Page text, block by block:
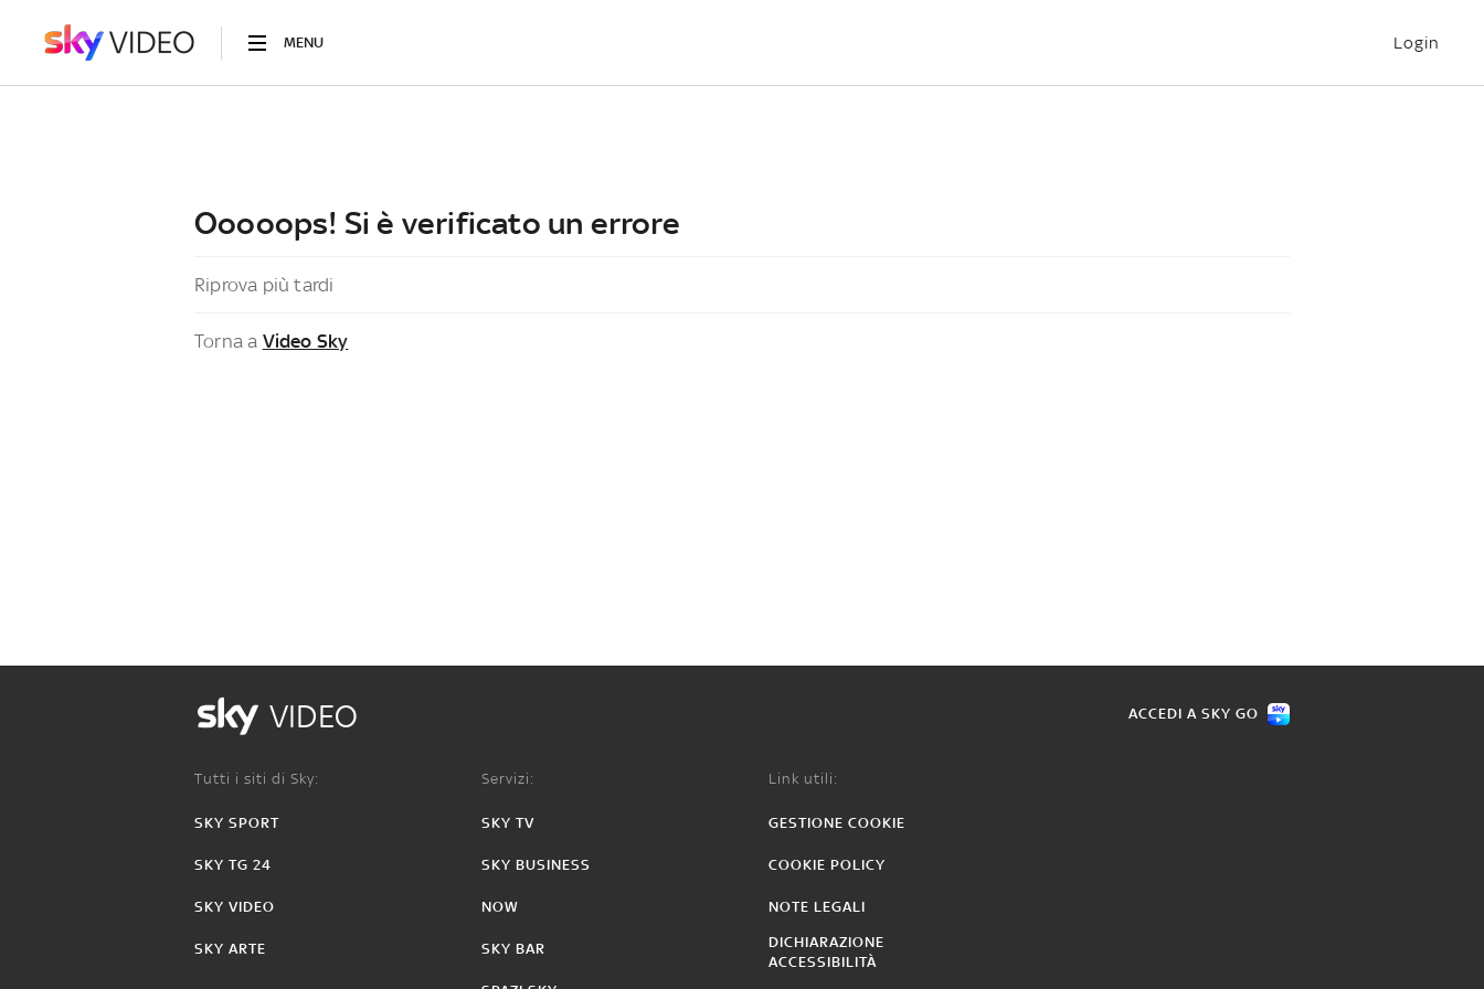
MENU Login
Ooooops! Si è verificato un errore
Riprova più tardi
Torna a Video Sky
VIDEO ACCEDI A SKY GO
Tutti i siti di Sky:
SKY SPORT
SKY TG 24
SKY VIDEO
SKY ARTE
Servizi:
SKY TV
SKY BUSINESS
NOW
SKY BAR
Link utili:
GESTIONE COOKIE
COOKIE POLICY
NOTE LEGALI
DICHIARAZIONE
ACCESSIBILITÀ